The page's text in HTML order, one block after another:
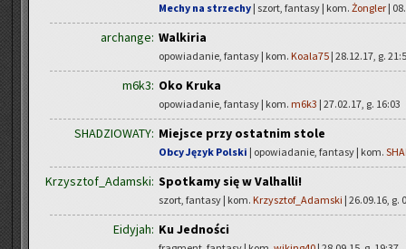
Mechy na strzechy | szort, fantasy | kom. Żongler |
archange: Walkiria
opowiadanie, fantasy | kom. Koala75 | 28.12.17, g.
m6k3: Oko Kruka
opowiadanie, fantasy | kom. m6k3 | 27.02.17, g. 16:03
SHADZIOWATY: Miejsce przy ostatnim stole
Obcy Język Polski | opowiadanie, fantasy | kom.
Krzysztof_Adamski: Spotkamy się w Valhalli!
szort, fantasy | kom. Krzysztof_Adamski | 26.09.16, g.
Eidyjah: Ku Jedności